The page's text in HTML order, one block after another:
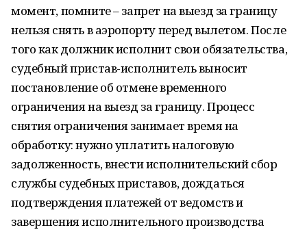
момент, помните – запрет на выезд за границу
нельзя снять в аэропорту перед вылетом. После
того как должник исполнит свои обязательства,
судебный пристав-исполнитель выносит
постановление об отмене временного
ограничения на выезд за границу. Процесс
снятия ограничения занимает время на
обработку: нужно уплатить налоговую
задолженность, внести исполнительский сбор
службы судебных приставов, дождаться
подтверждения платежей от ведомств и
завершения исполнительного производства